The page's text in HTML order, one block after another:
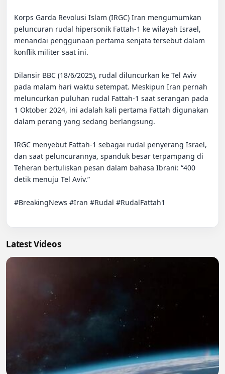
Korps Garda Revolusi Islam (IRGC) Iran mengumumkan
peluncuran rudal hipersonik Fattah-1 ke wilayah Israel,
menandai penggunaan pertama senjata tersebut dalam
konflik militer saat ini.
Dilansir BBC (18/6/2025), rudal diluncurkan ke Tel Aviv
pada malam hari waktu setempat. Meskipun Iran pernah
meluncurkan puluhan rudal Fattah-1 saat serangan pada
1 Oktober 2024, ini adalah kali pertama Fattah digunakan
dalam perang yang sedang berlangsung.
IRGC menyebut Fattah-1 sebagai rudal penyerang Israel,
dan saat peluncurannya, spanduk besar terpampang di
Teheran bertuliskan pesan dalam bahasa Ibrani: “400
detik menuju Tel Aviv.”
#BreakingNews #Iran #Rudal #RudalFattah1
Latest Videos